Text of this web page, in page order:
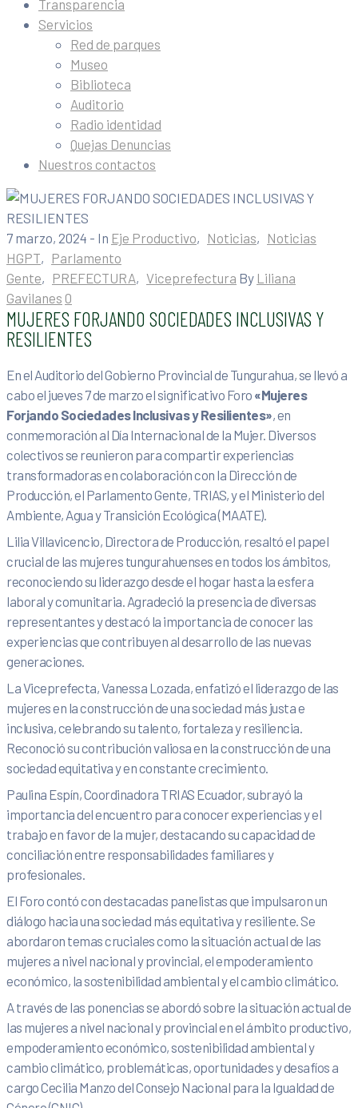
Transparencia
Servicios
Red de parques
Museo
Biblioteca
Auditorio
Radio identidad
Quejas Denuncias
Nuestros contactos
7 marzo, 2024 - In Eje Productivo‚ Noticias‚ Noticias
HGPT‚ Parlamento
Gente‚ PREFECTURA‚ Viceprefectura By Liliana
Gavilanes 0
MUJERES FORJANDO SOCIEDADES INCLUSIVAS Y
RESILIENTES
En el Auditorio del Gobierno Provincial de Tungurahua, se llevó a
cabo el jueves 7 de marzo el significativo Foro «Mujeres
Forjando Sociedades Inclusivas y Resilientes», en
conmemoración al Día Internacional de la Mujer. Diversos
colectivos se reunieron para compartir experiencias
transformadoras en colaboración con la Dirección de
Producción, el Parlamento Gente, TRIAS, y el Ministerio del
Ambiente, Agua y Transición Ecológica (MAATE).
Lilia Villavicencio, Directora de Producción, resaltó el papel
crucial de las mujeres tungurahuenses en todos los ámbitos,
reconociendo su liderazgo desde el hogar hasta la esfera
laboral y comunitaria. Agradeció la presencia de diversas
representantes y destacó la importancia de conocer las
experiencias que contribuyen al desarrollo de las nuevas
generaciones.
La Viceprefecta, Vanessa Lozada, enfatizó el liderazgo de las
mujeres en la construcción de una sociedad más justa e
inclusiva, celebrando su talento, fortaleza y resiliencia.
Reconoció su contribución valiosa en la construcción de una
sociedad equitativa y en constante crecimiento.
Paulina Espín, Coordinadora TRIAS Ecuador, subrayó la
importancia del encuentro para conocer experiencias y el
trabajo en favor de la mujer, destacando su capacidad de
conciliación entre responsabilidades familiares y
profesionales.
El Foro contó con destacadas panelistas que impulsaron un
diálogo hacia una sociedad más equitativa y resiliente. Se
abordaron temas cruciales como la situación actual de las
mujeres a nivel nacional y provincial, el empoderamiento
económico, la sostenibilidad ambiental y el cambio climático.
A través de las ponencias se abordó sobre la situación actual de
las mujeres a nivel nacional y provincial en el ámbito productivo,
empoderamiento económico, sostenibilidad ambiental y
cambio climático, problemáticas, oportunidades y desafíos a
cargo Cecilia Manzo del Consejo Nacional para la Igualdad de